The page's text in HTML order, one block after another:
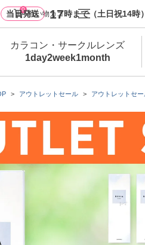
当日発送 17時まで（土日祝14時）
アウトレットセール アウトレットセー
0
買い物カゴ
カラコン・サークルレンズ
1day2week1month
新